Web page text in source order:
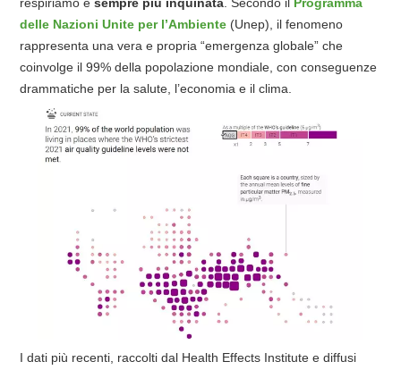
delle Nazioni Unite per l’Ambiente (Unep), il fenomeno
rappresenta una vera e propria “emergenza globale” che
coinvolge il 99% della popolazione mondiale, con conseguenze
drammatiche per la salute, l’economia e il clima.
I dati più recenti, raccolti dal Health Effects Institute e diffusi